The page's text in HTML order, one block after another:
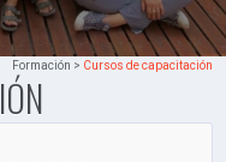
Formación > Cursos de capacitación